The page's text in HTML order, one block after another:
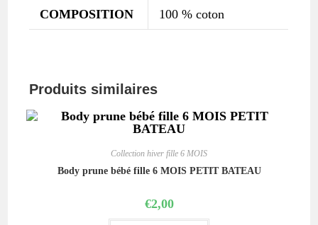
COMPOSITION 100 % coton
Produits similaires
Collection hiver fille 6 MOIS
Body prune bébé fille 6 MOIS PETIT BATEAU
€2,00